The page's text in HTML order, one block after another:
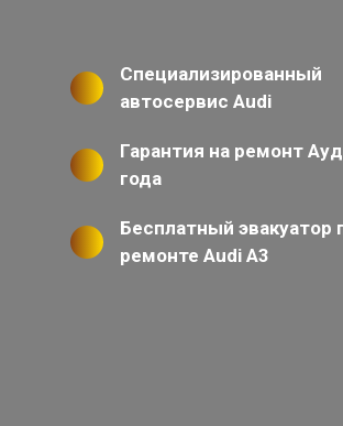
Специализированный
автосервис Audi
Гарантия на ремонт
года
Бесплатный эвакуатор
ремонте Audi A3